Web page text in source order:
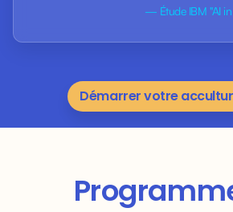
— Étude IBM "AI
Démarrer votre